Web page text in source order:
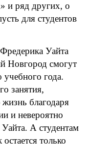
и ряд других, о
для студентов
Уайта
смогут
учебного года.
занятия,
благодаря
и невероятно
А студентам
только